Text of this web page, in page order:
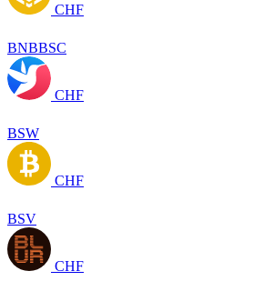
CHF
BNBBSC
CHF
BSW
CHF
BSV
CHF